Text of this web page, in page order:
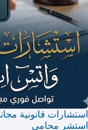
استشر محامي